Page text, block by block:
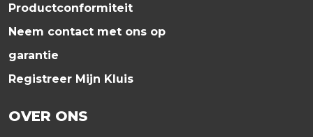
Productconformiteit
Neem contact met ons op
garantie
Registreer Mijn Kluis
OVER ONS